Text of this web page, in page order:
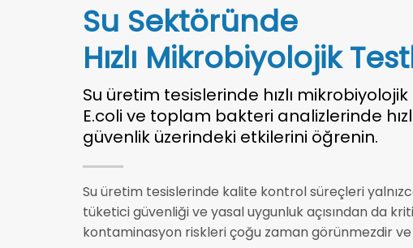
Su Sektöründe
Hızlı Mikrobiyolojik
Su üretim tesislerinde hızlı
E.coli ve toplam bakteri analizlerinde
güvenlik üzerindeki etkilerini öğrenin.
Su üretim tesislerinde kalite kontrol süreçleri
tüketici güvenliği ve yasal uygunluk açısından da
kontaminasyon riskleri çoğu zaman görünmezdir